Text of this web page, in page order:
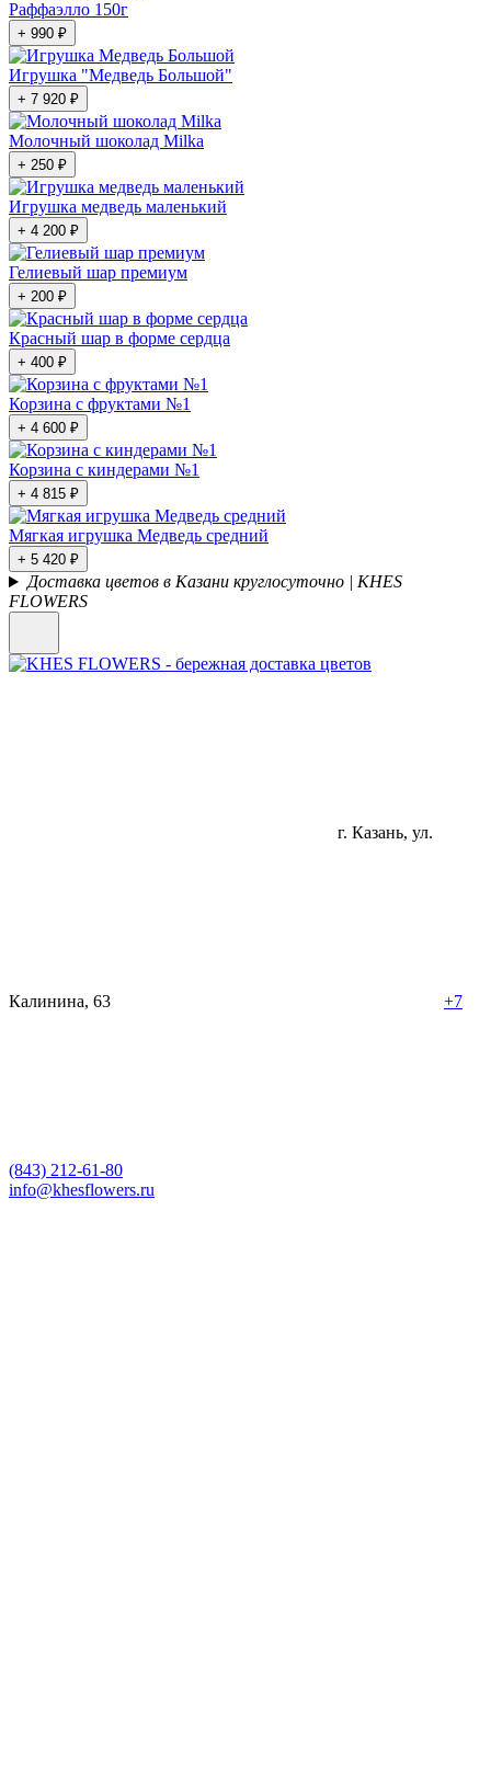
Раффаэлло 150г
+ 990 ₽
Игрушка "Медведь Большой"
+ 7 920 ₽
Молочный шоколад Milka
+ 250 ₽
Игрушка медведь маленький
+ 4 200 ₽
Гелиевый шар премиум
+ 200 ₽
Красный шар в форме сердца
+ 400 ₽
Корзина с фруктами №1
+ 4 600 ₽
Корзина с киндерами №1
+ 4 815 ₽
Мягкая игрушка Медведь средний
+ 5 420 ₽
Доставка цветов в Казани круглосуточно | KHES
FLOWERS
г. Казань, ул.
Калинина, 63 +7
(843) 212-61-80
info@khesflowers.ru